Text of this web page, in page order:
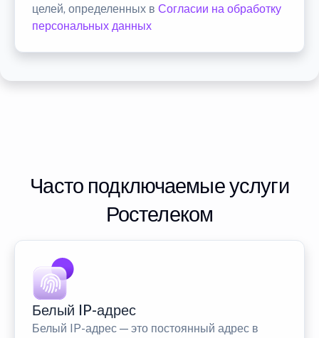
целей, определенных в Согласии на обработку
персональных данных
Часто подключаемые услуги
Ростелеком
Белый IP-адрес
Белый IP-адрес — это постоянный адрес в